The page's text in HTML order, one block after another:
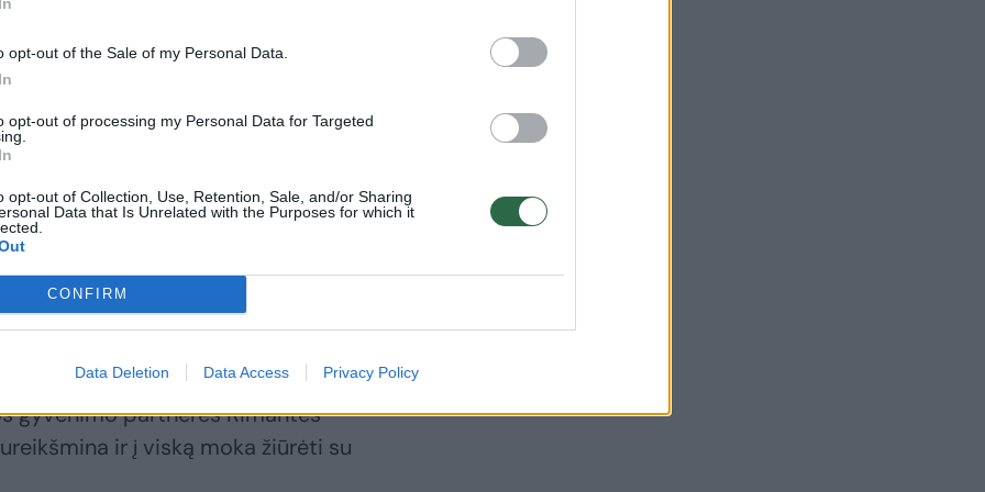
opt-out of the Sale of my Personal Data.
opt-out of processing my Personal Data for Targeted
opt-out of Collection, Use, Retention, Sale, and/or Sharing
Data that Is Unrelated with the Purposes for which it
CONFIRM
Data Deletion Data Access Privacy Policy
nes tavo emocinė būsena žiūrovui,
Ramūnas Cicėnas sako:
Mus to ir mokė. Sako, kam įdomu,
dešimt eurų sumokėjo tam, kad ateitų
Tu neturi teisės“.
būsena būtų kuo geresnė, daug
Gera nuotaika namuose tvyro ir dėl
gyvenimo partnerės Rimantės
ir į viską moka žiūrėti su